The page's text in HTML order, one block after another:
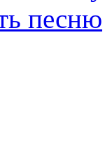
песню